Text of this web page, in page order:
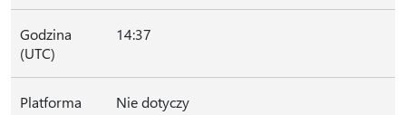
Godzina
(UTC)
14:37
Platforma Nie dotyczy